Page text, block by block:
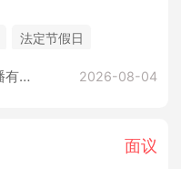
法定节假日
眉山仁寿动百优体育文化传播有限公司 2026-08-04
面议